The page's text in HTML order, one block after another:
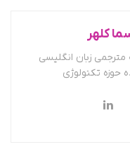
کلهر
زبان انگلیسی
حوزه تکنولوژی